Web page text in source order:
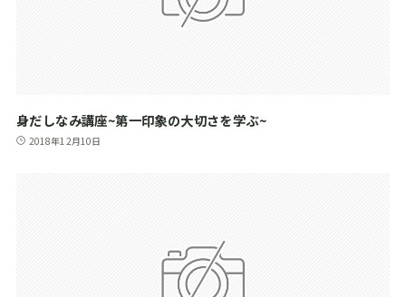
身だしなみ講座~第一印象の大切さを学ぶ~
2018年12月10日